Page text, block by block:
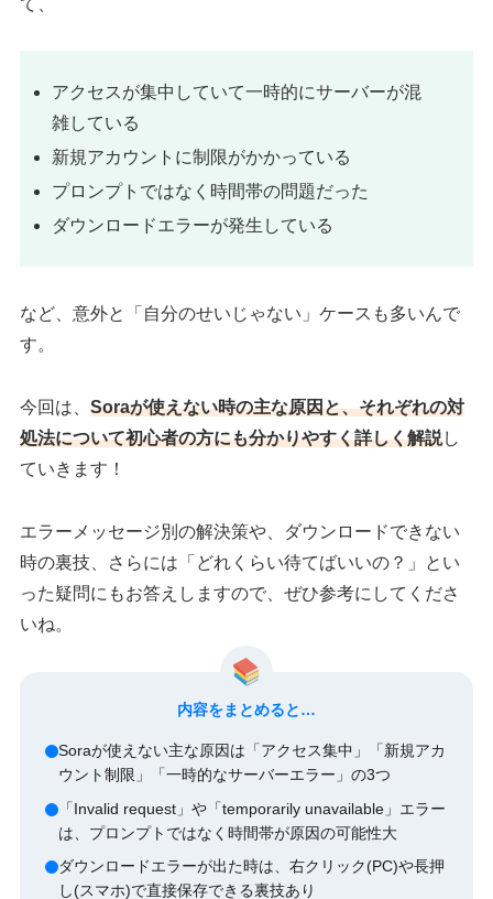
アクセスが集中していて一時的にサーバーが混
雑している
新規アカウントに制限がかかっている
プロンプトではなく時間帯の問題だった
ダウンロードエラーが発生している
など、意外と「自分のせいじゃない」ケースも多いんで
す。
今回は、Soraが使えない時の主な原因と、それぞれの対
処法について初心者の方にも分かりやすく詳しく解説し
ていきます！
エラーメッセージ別の解決策や、ダウンロードできない
時の裏技、さらには「どれくらい待てばいいの？」とい
った疑問にもお答えしますので、ぜひ参考にしてくださ
いね。
内容をまとめると…
Soraが使えない主な原因は「アクセス集中」「新規アカ
ウント制限」「一時的なサーバーエラー」の3つ
「Invalid request」や「temporarily unavailable」エラー
は、プロンプトではなく時間帯が原因の可能性大
ダウンロードエラーが出た時は、右クリック(PC)や長押
し(スマホ)で直接保存できる裏技あり